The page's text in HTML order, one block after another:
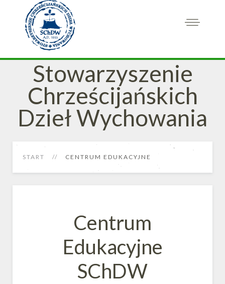
Stowarzyszenie
Chrześcijańskich
Dzieł Wychowania
START CENTRUM EDUKACYJNE
Centrum
Edukacyjne
SChDW